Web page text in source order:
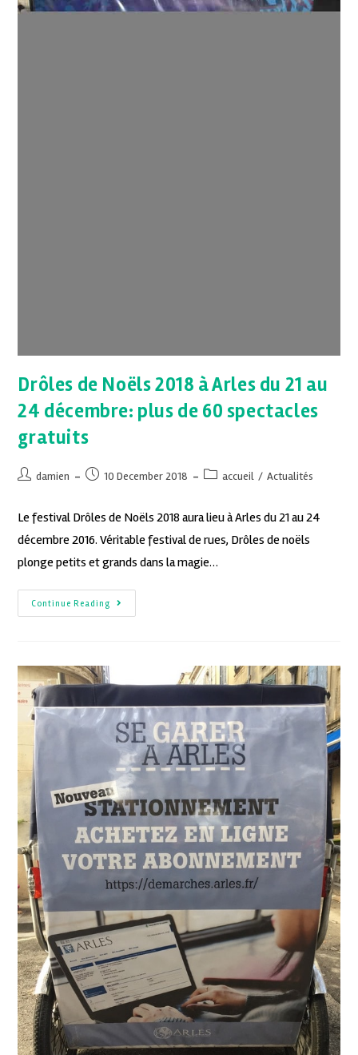
Drôles de Noëls 2018 à Arles du 21 au
24 décembre: plus de 60 spectacles
gratuits
damien 10 December 2018 accueil / Actualités
Le festival Drôles de Noëls 2018 aura lieu à Arles du 21 au 24
décembre 2016. Véritable festival de rues, Drôles de noëls
plonge petits et grands dans la magie…
Continue Reading